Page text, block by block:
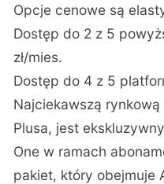
Opcje cenowe są
Dostęp do 2 z 5
zł/mies.
Dostęp do 4 z 5
Najciekawszą
Plusa, jest
One w ramach
pakiet, który obejmuje